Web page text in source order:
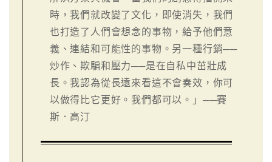
時，我們就改變了文化，即使消失，我們
也打造了人們會想念的事物，給予他們意
義、連結和可能性的事物。另一種行銷──
炒作、欺騙和壓力──是在自私中茁壯成
長。我認為從長遠來看這不會奏效，你可
以做得比它更好。我們都可以。」──賽
斯．高汀